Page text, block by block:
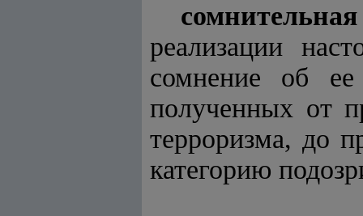
реализации
сомнение об ее
полученных от
терроризма, до
категорию